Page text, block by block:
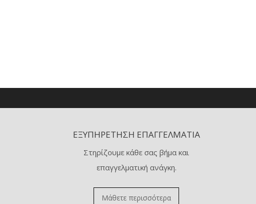
ΕΞΥΠΗΡΈΤΗΣΗ ΕΠΑΓΓΕΛΜΑΤΊΑ
Στηρίζουμε κάθε σας βήμα και
επαγγελματική ανάγκη.
Μάθετε περισσότερα